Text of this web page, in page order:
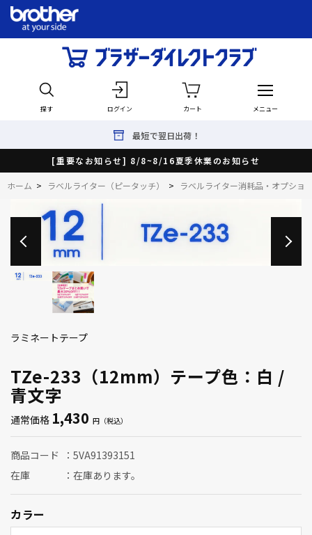
探す ログイン カート メニュー
最短で翌日出荷！
[重要なお知らせ] 8/8~8/16夏季休業のお知らせ
ホーム > ラベルライター（ピータッチ） > ラベルライター消耗品・オプショ
TZe-233（12mm）テープ色：白 /
青文字
ラミネートテープ
通常価格 1,430
商品コード
5VA91393151
在庫
在庫あります。
カラー